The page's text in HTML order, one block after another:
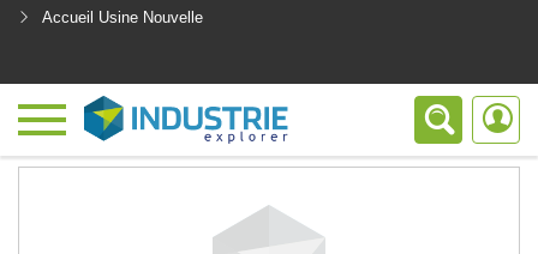
Accueil Usine Nouvelle